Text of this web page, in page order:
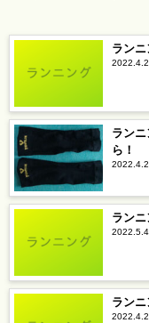
ランニ
ラン
ら！
ランニ
2022.5.4
ランニ